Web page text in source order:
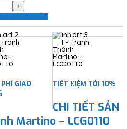
THEO YÊU CẦU
GIAO
TIẾT KIỆM TỚI 10%
CHI TIẾT SẢN
Martino – LCG0110